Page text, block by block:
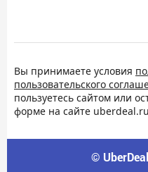
Вы принимаете условия
пользовательского
пользуетесь сайтом или
форме на сайте uberdeal.ru
©